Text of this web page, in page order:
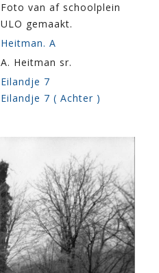
Foto van af schoolplein
ULO gemaakt.
Heitman. A
A. Heitman sr.
Eilandje 7
Eilandje 7 ( Achter )